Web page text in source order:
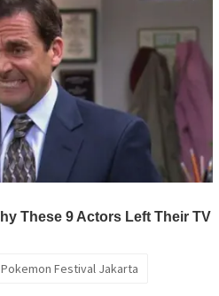
Pokemon Festival Jakarta